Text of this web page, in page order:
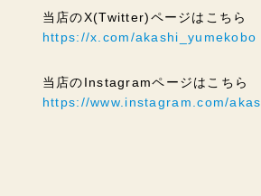
当店のX(Twitter)ページはこちら
https://x.com/akashi_yumekobo
当店のInstagramページはこちら
https://www.instagram.com/